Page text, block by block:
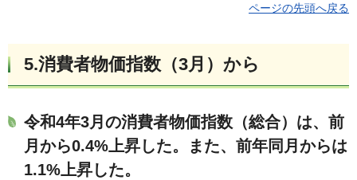
ページの先頭へ戻る
5.消費者物価指数（3月） から
令和4年3月の消費者物価指数（総合）は、前
月から0.4%上昇した。また、前年同月からは
1.1%上昇した。